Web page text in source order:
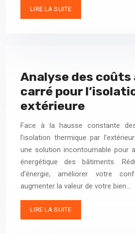
LIRE LA SUITE
Analyse des coûts
carré pour
extérieure
Face à la hausse constante
l’isolation thermique par
une solution incontournable pour
énergétique des bâtiments.
d’énergie, améliorer votre
augmenter la valeur de votre bien…
LIRE LA SUITE